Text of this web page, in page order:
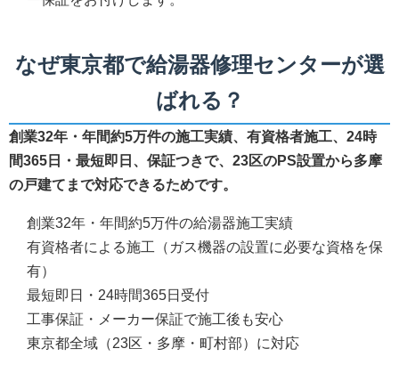
なぜ東京都で給湯器修理センターが選
ばれる？
創業32年・年間約5万件の施工実績、有資格者施工、24時
間365日・最短即日、保証つきで、23区のPS設置から多摩
の戸建てまで対応できるためです。
創業32年・年間約5万件の給湯器施工実績
有資格者による施工（ガス機器の設置に必要な資格を保
有）
最短即日・24時間365日受付
工事保証・メーカー保証で施工後も安心
東京都全域（23区・多摩・町村部）に対応